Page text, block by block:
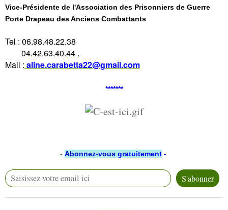
Vice-Présidente de l'Association des Prisonniers de Guerre
Porte Drapeau des Anciens Combattants
Tel : 06.98.48.22.38
04.42.63.40.44 .
Mail : aline.carabetta22@gmail.com
*******
- Abonnez-vous gratuitement -